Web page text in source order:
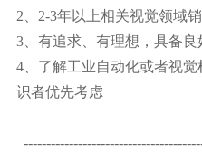
2、2-3年以上相关视觉领域
3、有追求、有理想，具备
4、了解工业自动化或者视
识者优先考虑